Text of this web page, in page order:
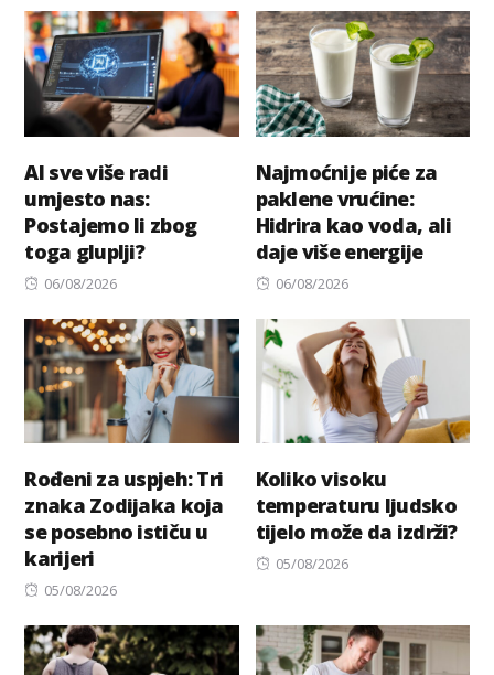
AI sve više radi
umjesto nas:
Postajemo li zbog
toga gluplji?
Posted
06/08/2026
Najmoćnije piće za
paklene vrućine:
Hidrira kao voda, ali
daje više energije
Posted
06/08/2026
Rođeni za uspjeh: Tri
znaka Zodijaka koja
se posebno ističu u
karijeri
Posted
05/08/2026
Koliko visoku
temperaturu ljudsko
tijelo može da izdrži?
Posted
05/08/2026